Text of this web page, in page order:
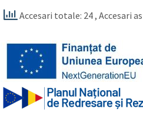
Accesari totale: 24, Accesari